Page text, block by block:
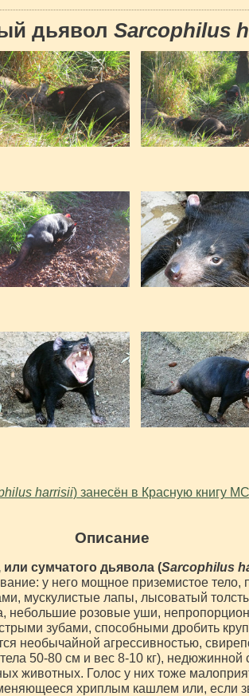
дьявол Sarcophilus
harrisii) занесён в Красную книгу
Описание
или сумчатого дьявола (Sarcophilus
у него мощное приземистое тело,
мускулистые лапы, лысоватый
небольшие розовые уши,
зубами, способными дробить
необычайной агрессивностью,
50-80 см и вес 8-10 кг), недюжинной
животных. Голос у них тоже
хриплым кашлем или, если